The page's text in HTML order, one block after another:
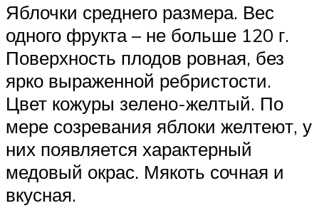
Яблочки среднего размера. Вес
одного фрукта – не больше 120 г.
Поверхность плодов ровная, без
ярко выраженной ребристости.
Цвет кожуры зелено-желтый. По
мере созревания яблоки желтеют, у
них появляется характерный
медовый окрас. Мякоть сочная и
вкусная.